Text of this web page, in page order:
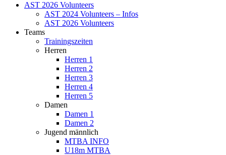
AST 2026 Volunteers
AST 2024 Volunteers – Infos
AST 2026 Volunteers
Teams
Trainingszeiten
Herren
Herren 1
Herren 2
Herren 3
Herren 4
Herren 5
Damen
Damen 1
Damen 2
Jugend männlich
MTBA INFO
U18m MTBA